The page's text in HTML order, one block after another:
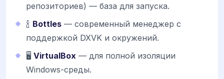
репозиториев) — база для запуска.
🍾 Bottles — современный менеджер с
поддержкой DXVK и окружений.
🖥️ VirtualBox — для полной изоляции
Windows-среды.